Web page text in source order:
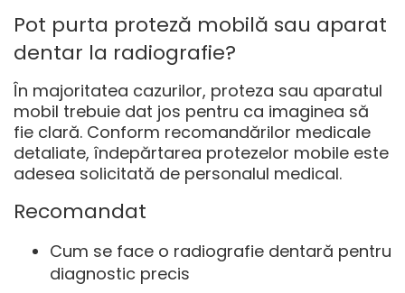
Pot purta proteză mobilă sau aparat
dentar la radiografie?
În majoritatea cazurilor, proteza sau aparatul
mobil trebuie dat jos pentru ca imaginea să
fie clară. Conform recomandărilor medicale
detaliate, îndepărtarea protezelor mobile este
adesea solicitată de personalul medical.
Recomandat
Cum se face o radiografie dentară pentru
diagnostic precis